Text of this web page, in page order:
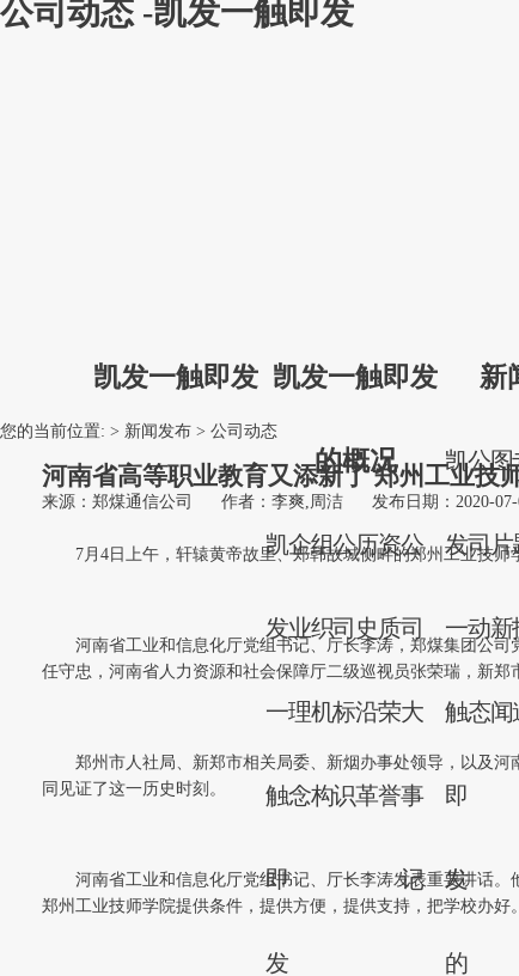
公司动态 -凯发一触即发
凯发一触即发 凯发一触即发
的概况
凯
发
一
触
即
发
企
业
理
念
组
织
机
构
公
司
标
识
历
史
沿
革
资
质
荣
誉
公
司
大
事
记
新
凯
发
一
触
即
发
的
公
司
动
态
图
片
新
闻
您的当前位置: > 新闻发布 > 公司动态
河南省高等职业教育又添新丁 郑州工业技
来源：郑煤通信公司 作者：李爽,周洁 发布日期：2020-
7月4日上午，轩辕黄帝故里、郑韩故城侧畔的郑州工业技
河南省工业和信息化厅党组书记、厅长李涛，郑煤集团公
任守忠，河南省人力资源和社会保障厅二级巡视员张荣瑞，新
郑州市人社局、新郑市相关局委、新烟办事处领导，以及
同见证了这一历史时刻。
河南省工业和信息化厅党组书记、厅长李涛发表重要讲话
郑州工业技师学院提供条件，提供方便，提供支持，把学校办好。